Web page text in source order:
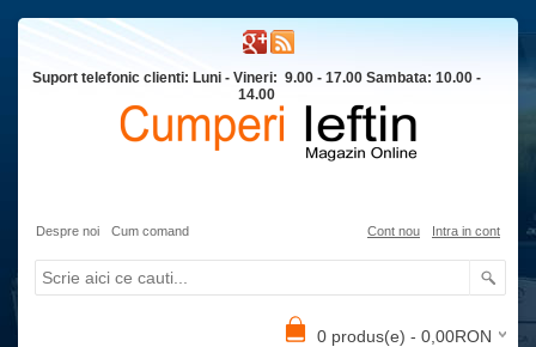
Suport telefonic clienti: Luni - Vineri: 9.00 - 17.00 Sambata: 10.00 -
14.00
Despre noi Cum comand Cont nou Intra in cont
0 produs(e) - 0,00RON